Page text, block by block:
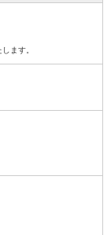
ます。